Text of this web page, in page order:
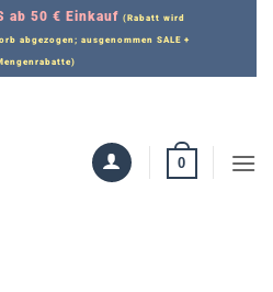
ab 50 € Einkauf (Rabatt wird
abgezogen; ausgenommen SALE +
0